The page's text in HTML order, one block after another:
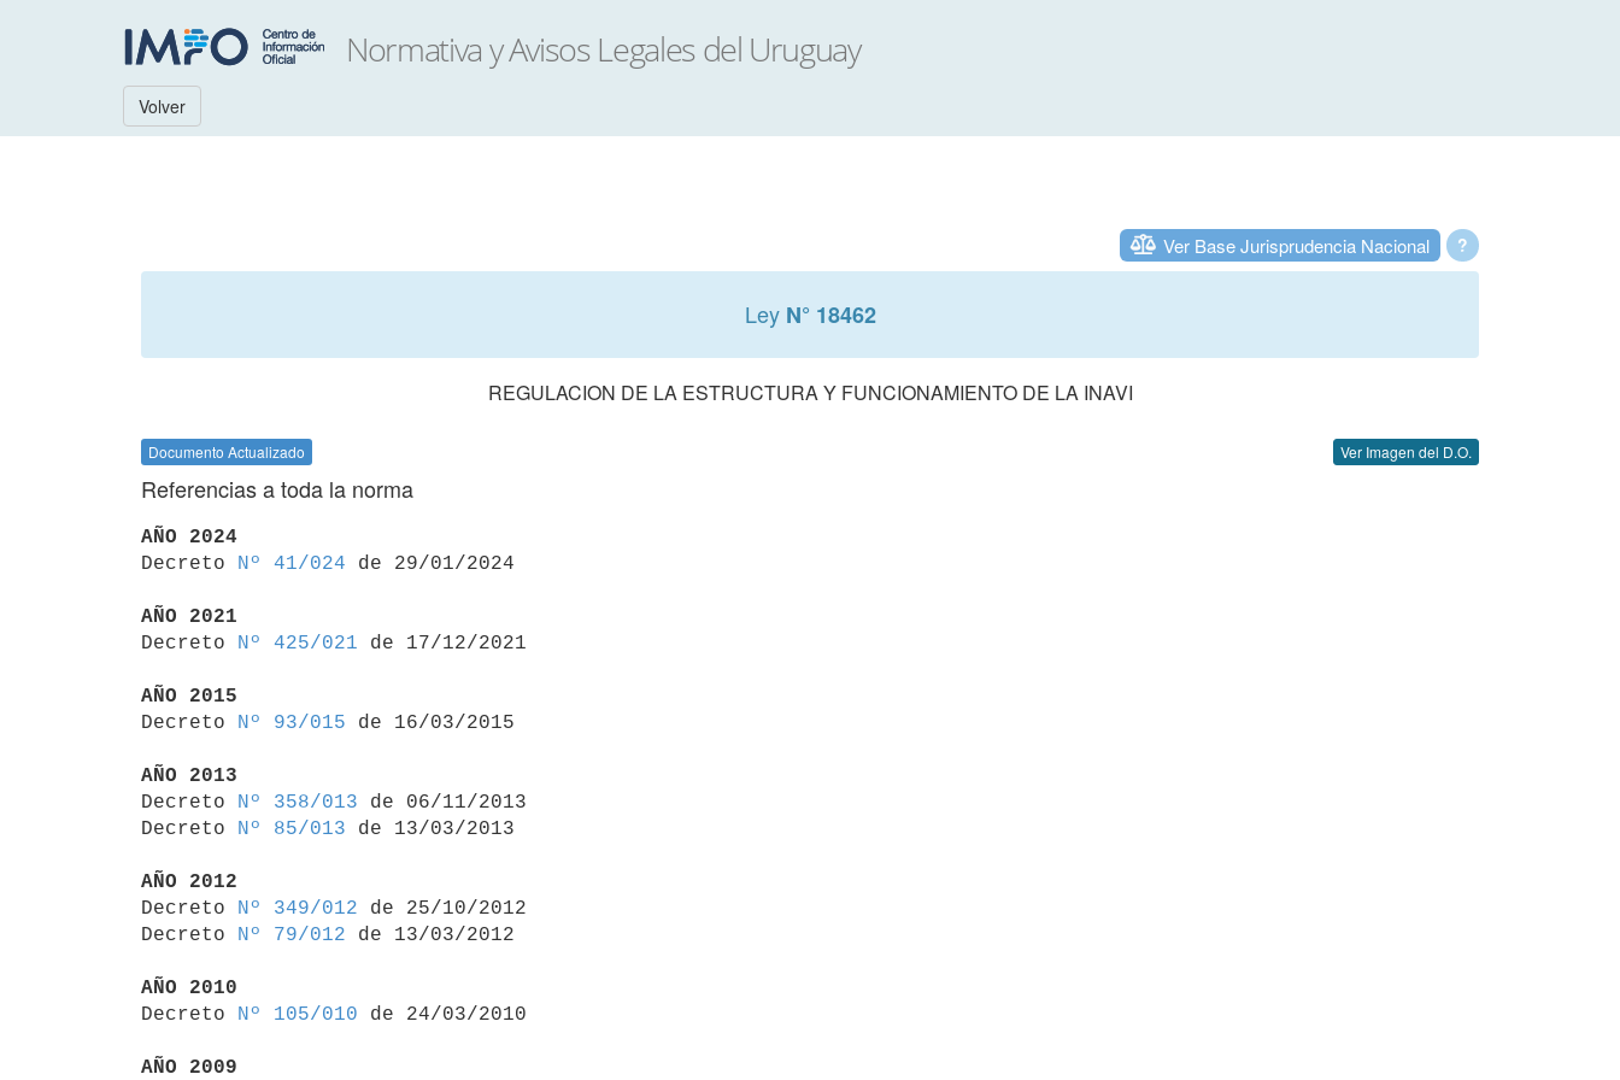
Volver
?
Ver Base Jurisprudencia Nacional
Ley N° 18462
REGULACION DE LA ESTRUCTURA Y FUNCIONAMIENTO DE LA INAVI
Documento Actualizado Ver Imagen del D.O.
Referencias a toda la norma
AÑO 2024
Decreto
Nº 41/024 de 29/01/2024
AÑO 2021
Decreto
Nº 425/021 de 17/12/2021
AÑO 2015
Decreto
Nº 93/015 de 16/03/2015
AÑO 2013
Decreto
Nº 358/013 de 06/11/2013
Decreto
Nº 85/013 de 13/03/2013
AÑO 2012
Decreto
Nº 349/012 de 25/10/2012
Decreto
Nº 79/012 de 13/03/2012
AÑO 2010
Decreto
Nº 105/010 de 24/03/2010
AÑO 2009